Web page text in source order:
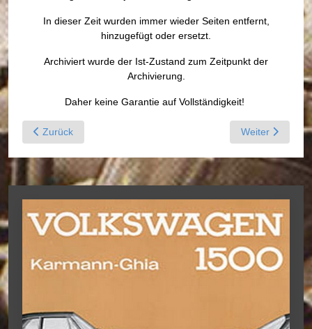
In dieser Zeit wurden immer wieder Seiten entfernt,
hinzugefügt oder ersetzt.
Archiviert wurde der Ist-Zustand zum Zeitpunkt der
Archivierung.
Daher keine Garantie auf Vollständigkeit!
Previous article: Archiv Betriebsanleitungen Typ 4 - VW 411,
Zurück Next article:
Weiter